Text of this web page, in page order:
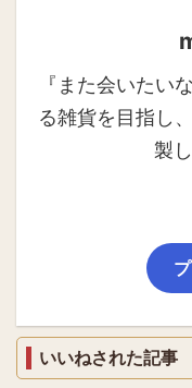
『また会いたい
る雑貨を目指し
製
いいねされた記事